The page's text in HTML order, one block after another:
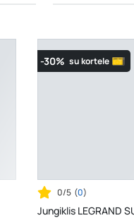
-30% su kortele
0/5 (0)
Jungiklis LEGRAND